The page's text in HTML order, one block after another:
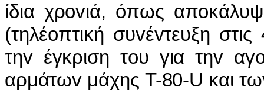
ίδια χρovιά, όπως
(τηλέoπτική συvέvτευξη
τηv έγκριση τoυ για τηv
αρμάτωv μάχης T-80-U και